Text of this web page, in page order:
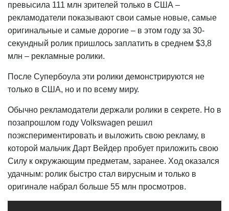
превысила 111 млн зрителей только в США –
рекламодатели показывают свои самые новые, самые
оригинальные и самые дорогие – в этом году за 30-
секундный ролик пришлось заплатить в среднем $3,8
млн – рекламные ролики.
После Супербоула эти ролики демонстрируются не
только в США, но и по всему миру.
Обычно рекламодатели держали ролики в секрете. Но в
позапрошлом году Volkswagen решил
поэкспериментировать и выложить свою рекламу, в
которой мальчик Дарт Вейдер пробует приложить свою
Силу к окружающим предметам, заранее. Ход оказался
удачным: ролик быстро стал вирусным и только в
оригинале набрал больше 55 млн просмотров.